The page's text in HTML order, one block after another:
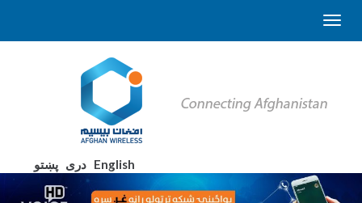
English دری پښتو